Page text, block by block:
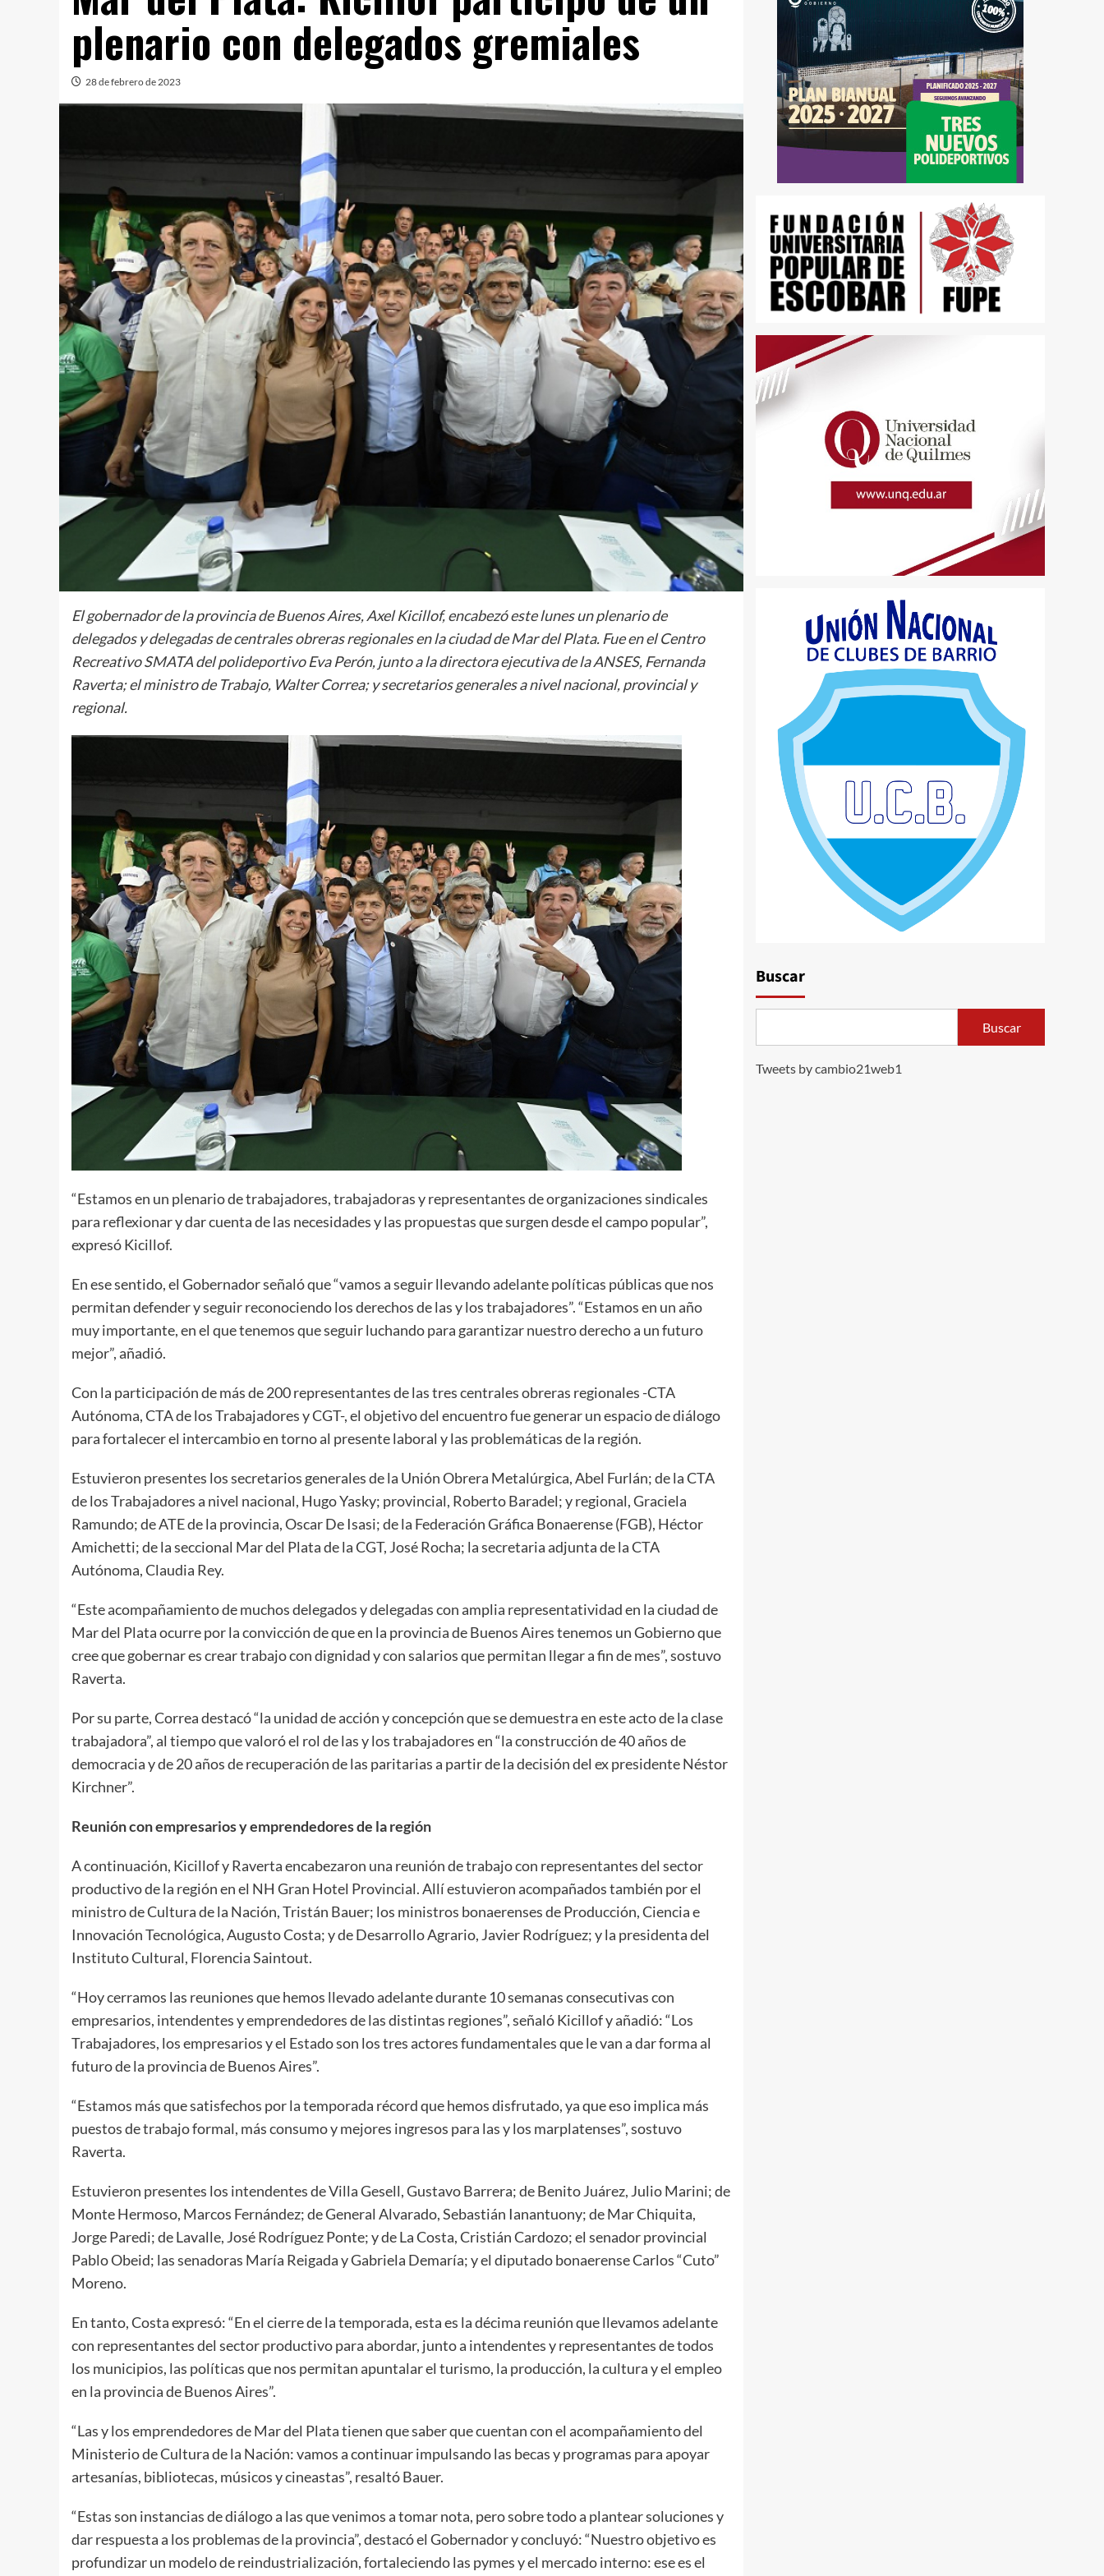
plenario con delegados gremiales
28 de febrero de 2023
El gobernador de la provincia de Buenos Aires, Axel Kicillof, encabezó este lunes un plenario de
delegados y delegadas de centrales obreras regionales en la ciudad de Mar del Plata. Fue en el Centro
Recreativo SMATA del polideportivo Eva Perón, junto a la directora ejecutiva de la ANSES, Fernanda
Raverta; el ministro de Trabajo, Walter Correa; y secretarios generales a nivel nacional, provincial y
regional.
“Estamos en un plenario de trabajadores, trabajadoras y representantes de organizaciones sindicales
para reflexionar y dar cuenta de las necesidades y las propuestas que surgen desde el campo popular”,
expresó Kicillof.
En ese sentido, el Gobernador señaló que “vamos a seguir llevando adelante políticas públicas que nos
permitan defender y seguir reconociendo los derechos de las y los trabajadores”. “Estamos en un año
muy importante, en el que tenemos que seguir luchando para garantizar nuestro derecho a un futuro
mejor”, añadió.
Con la participación de más de 200 representantes de las tres centrales obreras regionales -CTA
Autónoma, CTA de los Trabajadores y CGT-, el objetivo del encuentro fue generar un espacio de diálogo
para fortalecer el intercambio en torno al presente laboral y las problemáticas de la región.
Estuvieron presentes los secretarios generales de la Unión Obrera Metalúrgica, Abel Furlán; de la CTA
de los Trabajadores a nivel nacional, Hugo Yasky; provincial, Roberto Baradel; y regional, Graciela
Ramundo; de ATE de la provincia, Oscar De Isasi; de la Federación Gráfica Bonaerense (FGB), Héctor
Amichetti; de la seccional Mar del Plata de la CGT, José Rocha; la secretaria adjunta de la CTA
Autónoma, Claudia Rey.
“Este acompañamiento de muchos delegados y delegadas con amplia representatividad en la ciudad de
Mar del Plata ocurre por la convicción de que en la provincia de Buenos Aires tenemos un Gobierno que
cree que gobernar es crear trabajo con dignidad y con salarios que permitan llegar a fin de mes”, sostuvo
Raverta.
Por su parte, Correa destacó “la unidad de acción y concepción que se demuestra en este acto de la clase
trabajadora”, al tiempo que valoró el rol de las y los trabajadores en “la construcción de 40 años de
democracia y de 20 años de recuperación de las paritarias a partir de la decisión del ex presidente Néstor
Kirchner”.
Reunión con empresarios y emprendedores de la región
A continuación, Kicillof y Raverta encabezaron una reunión de trabajo con representantes del sector
productivo de la región en el NH Gran Hotel Provincial. Allí estuvieron acompañados también por el
ministro de Cultura de la Nación, Tristán Bauer; los ministros bonaerenses de Producción, Ciencia e
Innovación Tecnológica, Augusto Costa; y de Desarrollo Agrario, Javier Rodríguez; y la presidenta del
Instituto Cultural, Florencia Saintout.
“Hoy cerramos las reuniones que hemos llevado adelante durante 10 semanas consecutivas con
empresarios, intendentes y emprendedores de las distintas regiones”, señaló Kicillof y añadió: “Los
Trabajadores, los empresarios y el Estado son los tres actores fundamentales que le van a dar forma al
futuro de la provincia de Buenos Aires”.
“Estamos más que satisfechos por la temporada récord que hemos disfrutado, ya que eso implica más
puestos de trabajo formal, más consumo y mejores ingresos para las y los marplatenses”, sostuvo
Raverta.
Estuvieron presentes los intendentes de Villa Gesell, Gustavo Barrera; de Benito Juárez, Julio Marini; de
Monte Hermoso, Marcos Fernández; de General Alvarado, Sebastián Ianantuony; de Mar Chiquita,
Jorge Paredi; de Lavalle, José Rodríguez Ponte; y de La Costa, Cristián Cardozo; el senador provincial
Pablo Obeid; las senadoras María Reigada y Gabriela Demaría; y el diputado bonaerense Carlos “Cuto”
Moreno.
En tanto, Costa expresó: “En el cierre de la temporada, esta es la décima reunión que llevamos adelante
con representantes del sector productivo para abordar, junto a intendentes y representantes de todos
los municipios, las políticas que nos permitan apuntalar el turismo, la producción, la cultura y el empleo
en la provincia de Buenos Aires”.
“Las y los emprendedores de Mar del Plata tienen que saber que cuentan con el acompañamiento del
Ministerio de Cultura de la Nación: vamos a continuar impulsando las becas y programas para apoyar
artesanías, bibliotecas, músicos y cineastas”, resaltó Bauer.
“Estas son instancias de diálogo a las que venimos a tomar nota, pero sobre todo a plantear soluciones y
dar respuesta a los problemas de la provincia”, destacó el Gobernador y concluyó: “Nuestro objetivo es
profundizar un modelo de reindustrialización, fortaleciendo las pymes y el mercado interno: ese es el
Buscar
Buscar
Tweets by cambio21web1